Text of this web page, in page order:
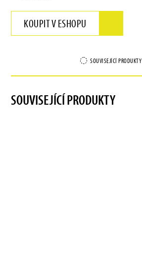
KOUPIT V ESHOPU
SOUVISEJÍCÍ PRODUKTY
SOUVISEJÍCÍ PRODUKTY